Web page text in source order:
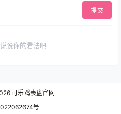
提交
说你的看法吧
可乐鸡表盘官网
号